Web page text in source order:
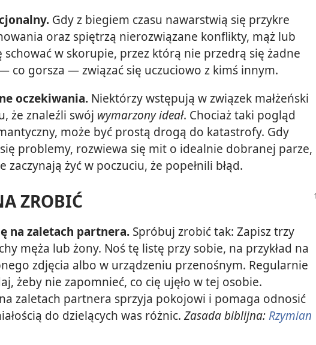
Gdy z biegiem czasu nawarstwią się przykre
oraz spiętrzą nierozwiązane konflikty, mąż lub
schować w skorupie, przez którą nie przedrą się żadne
co gorsza — związać się uczuciowo z kimś innym.
oczekiwania. Niektórzy wstępują w związek małżeński
że znaleźli swój wymarzony ideał. Chociaż taki pogląd
może być prostą drogą do katastrofy. Gdy
problemy, rozwiewa się mit o idealnie dobranej parze,
zaczynają żyć w poczuciu, że popełnili błąd.
ZROBIĆ
na zaletach partnera. Spróbuj zrobić tak: Zapisz trzy
męża lub żony. Noś tę listę przy sobie, na przykład na
zdjęcia albo w urządzeniu przenośnym. Regularnie
żeby nie zapomnieć, co cię ujęło w tej osobie.
zaletach partnera sprzyja pokojowi i pomaga odnosić
do dzielących was różnic. Zasada biblijna: Rzymian